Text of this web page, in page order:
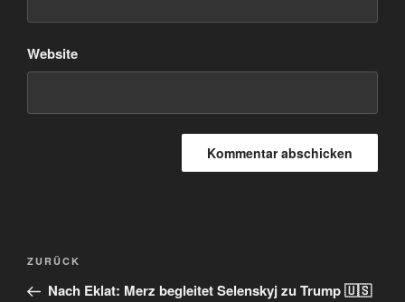
Website
Beitragsnavigation
Vorheriger
Beitrag
ZURÜCK
Nach Eklat: Merz begleitet Selenskyj zu Trump 🇺🇸